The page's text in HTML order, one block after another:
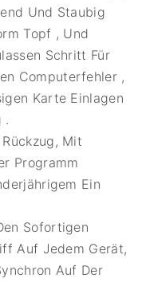
Und Staubig
Topf , Und
Schritt Für
Computerfehler ,
Karte Einlagen
.
Mit
Programm
Ein
Sofortigen
Auf Jedem Gerät,
Auf Der